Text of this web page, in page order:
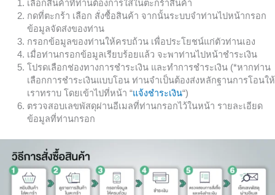
เลือกสินค้าที่ท่านต้องการใส่ในตะกร้าสินค้า
กดที่ตะกร้า เลือก สั่งซื้อสินค้า จากนั้นระบบจำท่านไปหน้ากรอก
ข้อมูลจัดส่งของท่าน
กรอกข้อมูลของท่านให้ครบถ้วน เพื่อประโยชน์แก่ตัวท่านเอง
เมื่อท่านกรอกข้อมูลเรียบร้อยแล้ว จะพาท่านไปหน้าชำระเงิน
โปรดเลือกช่องทางการชำระเงิน และทำการชำระเงิน (*หากท่าน
เลือกการชำระเงินแบบโอน ท่านจำเป็นต้องส่งหลักฐานการโอนให้
เราทราบ โดยเข้าไปที่หน้า “แจ้งชำระเงิน“)
ตรวจสอบเลขพัสดุผ่านอีเมลที่ท่านกรอกไว้ในหน้า รายละเอียด
ข้อมูลที่ท่านกรอก